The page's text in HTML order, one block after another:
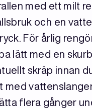
med ett milt
och en
För årlig
lätt med en
skräp innan
med
flera gånger